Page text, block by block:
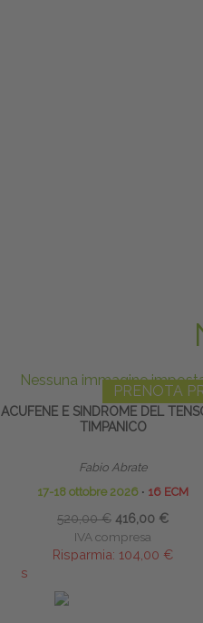
PRENOTA
ACUFENE E SINDROME DEL
TIMPANICO
Fabio Abrate
17-18 ottobre 2026 ∙ 16 ECM
520,00 € 416,00 €
IVA compresa
Risparmia: 104,00 €
saldando entro il 30/08/2026